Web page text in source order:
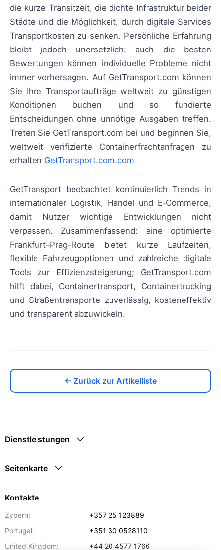
die kurze Transitzeit, die dichte Infrastruktur beider
Städte und die Möglichkeit, durch digitale Services
Transportkosten zu senken. Persönliche Erfahrung
bleibt jedoch unersetzlich: auch die besten
Bewertungen können individuelle Probleme nicht
immer vorhersagen. Auf GetTransport.com können
Sie Ihre Transportaufträge weltweit zu günstigen
Konditionen buchen und so fundierte
Entscheidungen ohne unnötige Ausgaben treffen.
Treten Sie GetTransport.com bei und beginnen Sie,
weltweit verifizierte Containerfrachtanfragen zu
erhalten GetTransport.com.com
GetTransport beobachtet kontinuierlich Trends in
internationaler Logistik, Handel und E‑Commerce,
damit Nutzer wichtige Entwicklungen nicht
verpassen. Zusammenfassend: eine optimierte
Frankfurt–Prag-Route bietet kurze Laufzeiten,
flexible Fahrzeugoptionen und zahlreiche digitale
Tools zur Effizienzsteigerung; GetTransport.com
hilft dabei, Containertransport, Containertrucking
und Straßentransporte zuverlässig, kosteneffektiv
und transparent abzuwickeln.
← Zurück zur Artikelliste
Dienstleistungen
Seitenkarte
Kontakte
Zypern:
+357 25 123889
Portugal:
+351 30 0528110
United Kingdom:
+44 20 4577 1766